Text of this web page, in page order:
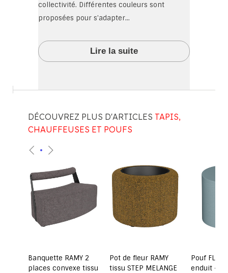
collectivité. Différentes couleurs sont
proposées pour s'adapter...
Lire la suite
DÉCOUVREZ PLUS D'ARTICLES TAPIS,
CHAUFFEUSES ET POUFS
Banquette RAMY 2
places convexe tissu
Pot de fleur RAMY
tissu STEP MELANGE
Pouf
enduit -